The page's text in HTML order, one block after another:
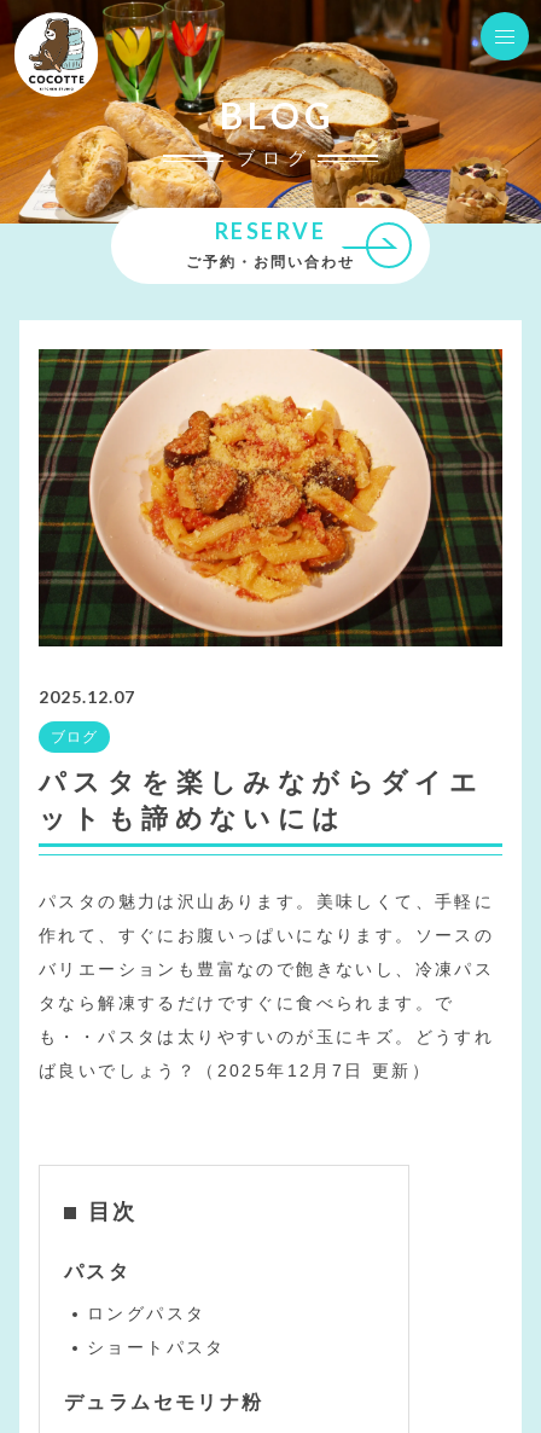
BLOG
ブログ
RESERVE
ご予約・お問い合わせ
2025.12.07
ブログ
パスタを楽しみながらダイエ
ットも諦めないには
パスタの魅力は沢山あります。美味しくて、手軽に
作れて、すぐにお腹いっぱいになります。ソースの
バリエーションも豊富なので飽きないし、冷凍パス
タなら解凍するだけですぐに食べられます。で
も・・パスタは太りやすいのが玉にキズ。どうすれ
ば良いでしょう？（2025年12月7日 更新）
目次
パスタ
ロングパスタ
ショートパスタ
デュラムセモリナ粉